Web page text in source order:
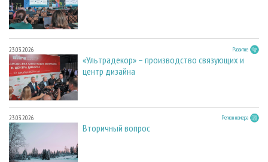
23.03.2026 Развитие
«Ультрадекор» – производство связующих и
центр дизайна
23.03.2026 Регион номера
Вторичный вопрос